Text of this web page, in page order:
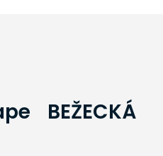
BEŽECKÁ